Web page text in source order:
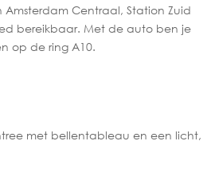
Centraal, Station Zuid
bereikbaar. Met de auto ben je
op de ring A10.
met bellentableau en een licht,